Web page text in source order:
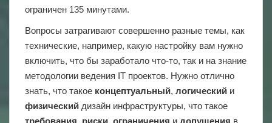
ограничен 135 минутами.
Вопросы затрагивают совершенно разные темы, как
технические, например, какую настройку вам нужно
включить, что бы заработало что-то, так и на знание
методологии ведения IT проектов. Нужно отлично
знать, что такое концептуальный, логический и
физический дизайн инфраструктуры, что такое
требования, риски, ограничения и допущения в